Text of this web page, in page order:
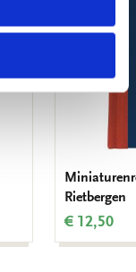
Rietbergen
€ 12,50